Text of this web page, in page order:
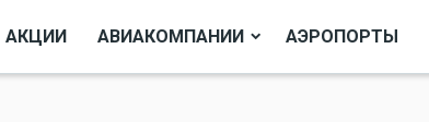
АКЦИИ АВИАКОМПАНИИ АЭРОПОРТЫ